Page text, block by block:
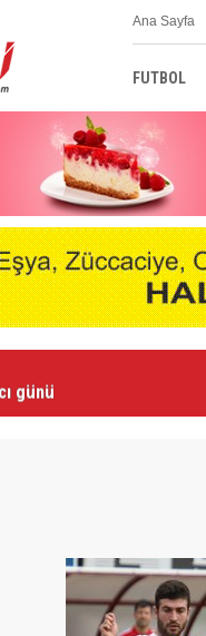
Ana Sayfa
FUTBOL
TÜRKİYE
günü